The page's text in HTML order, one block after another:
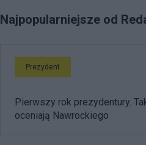
Najpopularniejsze od
Prezydent
Pierwszy rok prezydentury.
oceniają Nawrockiego